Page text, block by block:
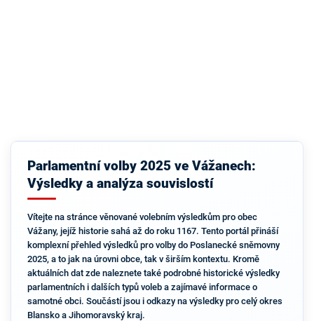
Parlamentní volby 2025 ve Vážanech:
Výsledky a analýza souvislostí
Vítejte na stránce věnované volebním výsledkům pro obec
Vážany, jejíž historie sahá až do roku 1167. Tento portál přináší
komplexní přehled výsledků pro volby do Poslanecké sněmovny
2025, a to jak na úrovni obce, tak v širším kontextu. Kromě
aktuálních dat zde naleznete také podrobné historické výsledky
parlamentních i dalších typů voleb a zajímavé informace o
samotné obci. Součástí jsou i odkazy na výsledky pro celý okres
Blansko a Jihomoravský kraj.